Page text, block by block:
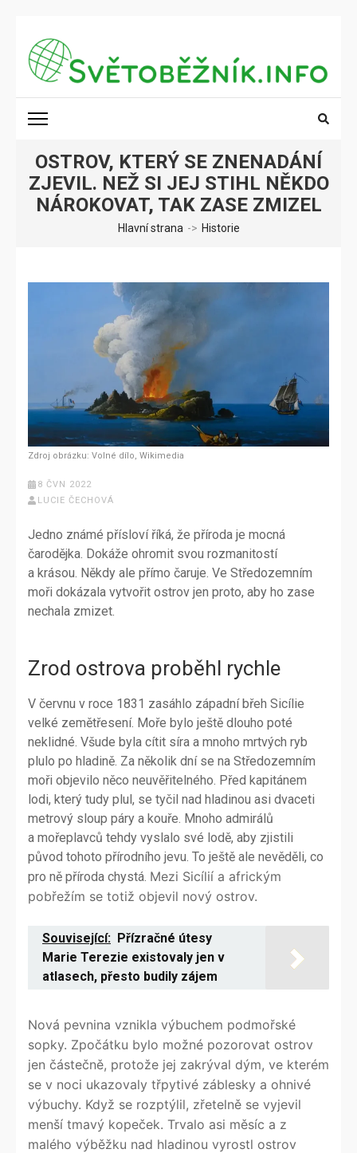
obsah
(stiskněte
Enter)
SVĚTOBĚŽNÍK.INFO
OSTROV, KTERÝ SE ZNENADÁNÍ
ZJEVIL. NEŽ SI JEJ STIHL NĚKDO
NÁROKOVAT, TAK ZASE ZMIZEL
Hlavní strana -> Historie
Zdroj obrázku: Volné dílo, Wikimedia
8 ČVN 2022
LUCIE ČECHOVÁ
Jedno známé přísloví říká, že příroda je mocná
čarodějka. Dokáže ohromit svou rozmanitostí
a krásou. Někdy ale přímo čaruje. Ve Středozemním
moři dokázala vytvořit ostrov jen proto, aby ho zase
nechala zmizet.
Zrod ostrova proběhl rychle
V červnu v roce 1831 zasáhlo západní břeh Sicílie
velké zemětřesení. Moře bylo ještě dlouho poté
neklidné. Všude byla cítit síra a mnoho mrtvých ryb
plulo po hladině. Za několik dní se na Středozemním
moři objevilo něco neuvěřitelného. Před kapitánem
lodi, který tudy plul, se tyčil nad hladinou asi dvaceti
metrový sloup páry a kouře. Mnoho admirálů
a mořeplavců tehdy vyslalo své lodě, aby zjistili
původ tohoto přírodního jevu. To ještě ale nevěděli, co
pro ně příroda chystá. Mezi Sicílií a africkým
pobřežím se totiž objevil nový ostrov.
Související: Přízračné útesy
Marie Terezie existovaly jen v
atlasech, přesto budily zájem
Nová pevnina vznikla výbuchem podmořské
sopky. Zpočátku bylo možné pozorovat ostrov
jen částečně, protože jej zakrýval dým, ve kterém
se v noci ukazovaly třpytivé záblesky a ohnivé
výbuchy. Když se rozptýlil, zřetelně se vyjevil
menší tmavý kopeček. Trvalo asi měsíc a z
malého výběžku nad hladinou vyrostl ostrov